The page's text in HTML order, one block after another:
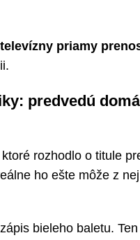
priamy
predvedú
rozhodlo o titule
ho ešte môže z
bieleho baletu.